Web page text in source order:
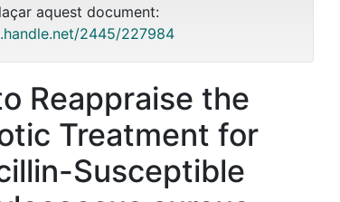
aquest document:
2445/227984
Reappraise the
Treatment for
Susceptible